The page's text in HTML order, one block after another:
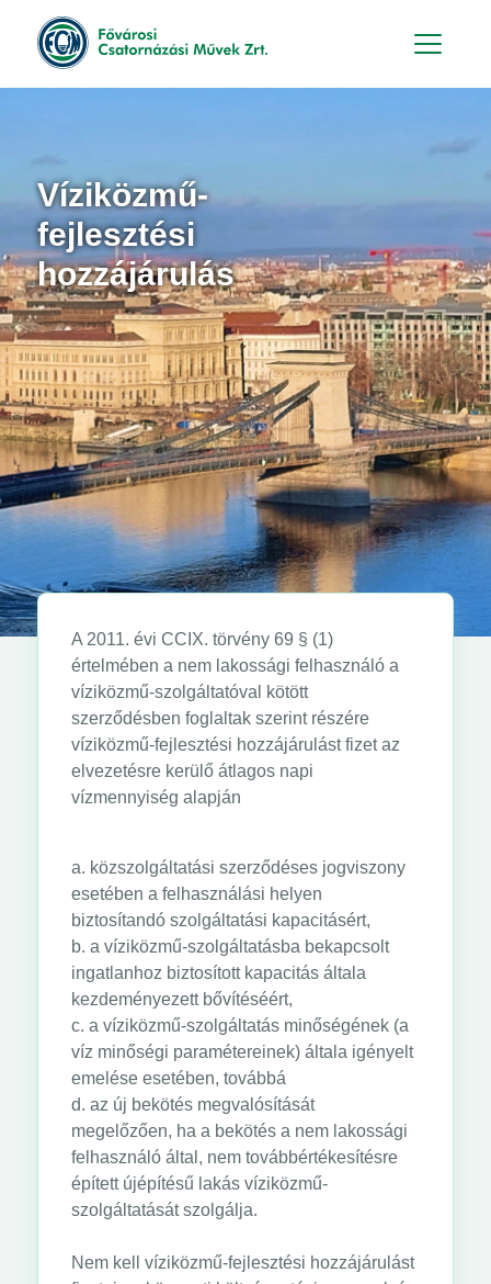
Víziközmű-
fejlesztési
hozzájárulás
A 2011. évi CCIX. törvény 69 § (1)
értelmében a nem lakossági felhasználó a
víziközmű-szolgáltatóval kötött
szerződésben foglaltak szerint részére
víziközmű-fejlesztési hozzájárulást fizet az
elvezetésre kerülő átlagos napi
vízmennyiség alapján
a. közszolgáltatási szerződéses jogviszony
esetében a felhasználási helyen
biztosítandó szolgáltatási kapacitásért,
b. a víziközmű-szolgáltatásba bekapcsolt
ingatlanhoz biztosított kapacitás általa
kezdeményezett bővítéséért,
c. a víziközmű-szolgáltatás minőségének (a
víz minőségi paramétereinek) általa igényelt
emelése esetében, továbbá
d. az új bekötés megvalósítását
megelőzően, ha a bekötés a nem lakossági
felhasználó által, nem továbbértékesítésre
épített újépítésű lakás víziközmű-
szolgáltatását szolgálja.
Nem kell víziközmű-fejlesztési hozzájárulást